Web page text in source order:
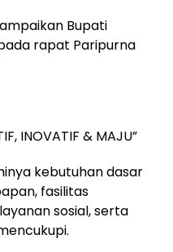
Bupati
rapat Paripurna
INOVATIF & MAJU”
kebutuhan dasar
fasilitas
sosial, serta